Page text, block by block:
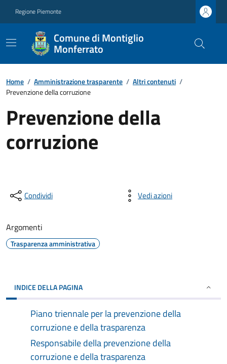
Regione Piemonte
Comune di Montiglio
Monferrato
Home / Amministrazione trasparente / Altri contenuti /
Prevenzione della corruzione
Prevenzione della
corruzione
Condividi Vedi azioni
Argomenti
Trasparenza amministrativa
INDICE DELLA PAGINA
Piano triennale per la prevenzione della
corruzione e della trasparenza
Responsabile della prevenzione della
corruzione e della trasparenza